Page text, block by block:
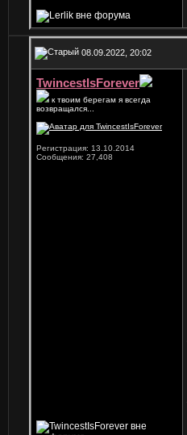
08.09.2022, 20:02
TwincestIsForever
к твоим берегам я всегда
возвращался...
Регистрация: 13.10.2014
Сообщения: 27,408